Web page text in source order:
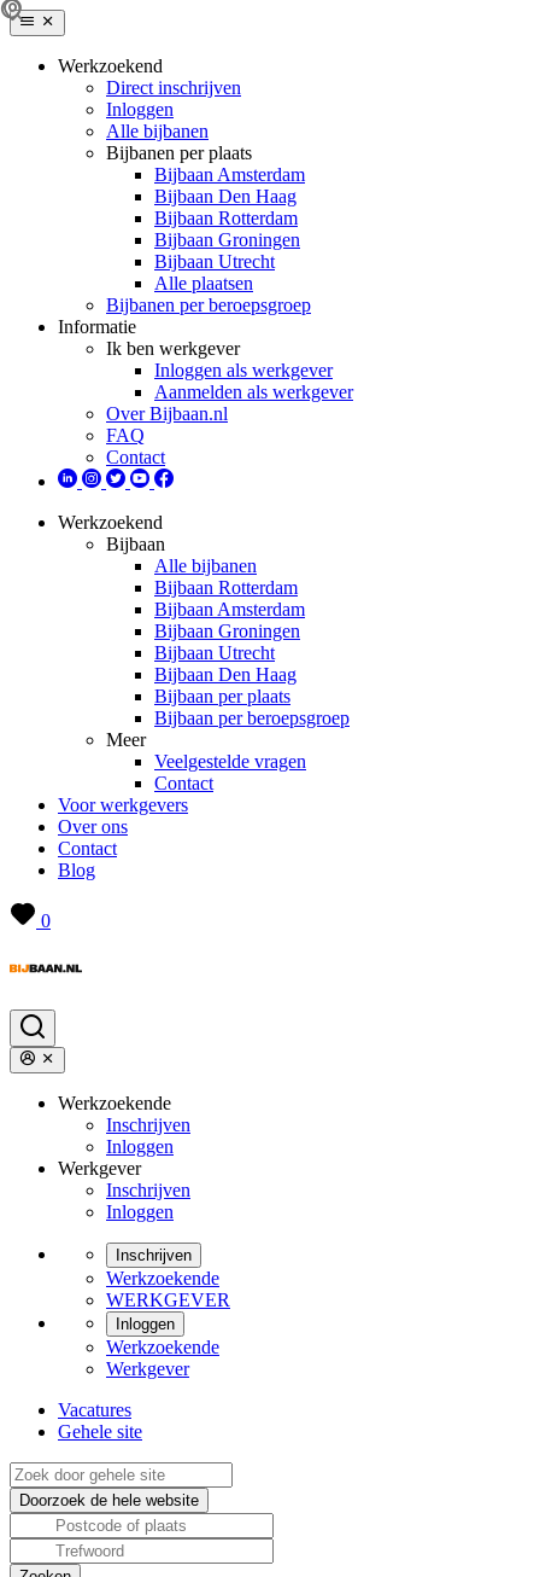
Werkzoekend
Direct inschrijven
Inloggen
Alle bijbanen
Bijbanen per plaats
Bijbaan Amsterdam
Bijbaan Den Haag
Bijbaan Rotterdam
Bijbaan Groningen
Bijbaan Utrecht
Alle plaatsen
Bijbanen per beroepsgroep
Informatie
Ik ben werkgever
Inloggen als werkgever
Aanmelden als werkgever
Over Bijbaan.nl
FAQ
Contact
Werkzoekend
Bijbaan
Alle bijbanen
Bijbaan Rotterdam
Bijbaan Amsterdam
Bijbaan Groningen
Bijbaan Utrecht
Bijbaan Den Haag
Bijbaan per plaats
Bijbaan per beroepsgroep
Meer
Veelgestelde vragen
Contact
Voor werkgevers
Over ons
Contact
Blog
0
Werkzoekende
Inschrijven
Inloggen
Werkgever
Inschrijven
Inloggen
Inschrijven
Werkzoekende
WERKGEVER
Inloggen
Werkzoekende
Werkgever
Vacatures
Gehele site